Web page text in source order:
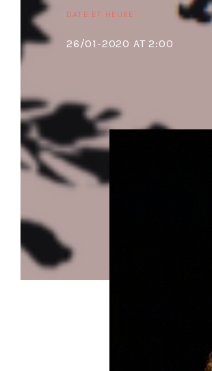
DATE ET HEURE :
26/01-2020 AT 2:00